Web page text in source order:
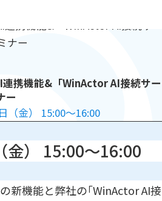
ップ
ー
携機能&「WinActor AI接続サ
ナー
連携機能&「WinActor AI接続サー
ー
（金） 15:00～16:00
金） 15:00～16:00
新機能と弊社の｢WinActor AI接